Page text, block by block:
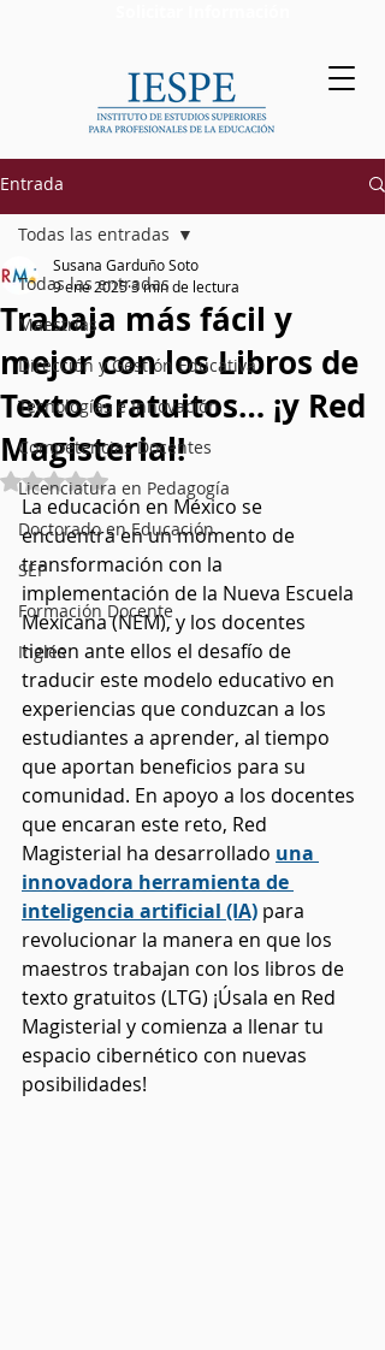
Entrada
Todas las entradas
Maestrías
Dirección y Gestión Educativa
Tecnologías e Innovación
Competencias Docentes
Licenciatura en Pedagogía
Doctorado en Educación
SEP
Formación Docente
Inglés
Todas las entradas
Trabaja más fácil y
mejor con los Libros de
Texto Gratuitos… ¡y Red
Magisterial!
Susana Garduño Soto
9 ene 20253 min de lectura
Obtuvo NaN de 5 estrellas.
La educación en México se
encuentra en un momento de
transformación con la
implementación de la Nueva Escuela
Mexicana (NEM), y los docentes
tienen ante ellos el desafío de
traducir este modelo educativo en
experiencias que conduzcan a los
estudiantes a aprender, al tiempo
que aportan beneficios para su
comunidad. En apoyo a los docentes
que encaran este reto, Red
Magisterial ha desarrollado una
innovadora herramienta de
inteligencia artificial (IA) para
revolucionar la manera en que los
maestros trabajan con los libros de
texto gratuitos (LTG) ¡Úsala en Red
Magisterial y comienza a llenar tu
espacio cibernético con nuevas
posibilidades!